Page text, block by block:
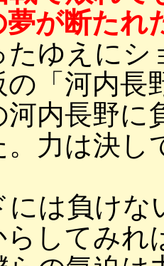
夢が断たれ
たゆえにシ
の「河内長
河内長野に
。力は決
には負けな
らしてみれ